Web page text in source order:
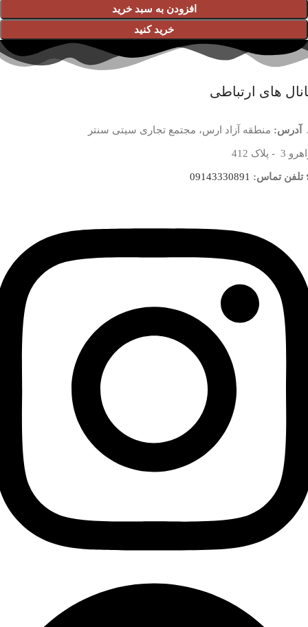
افزودن به سبد خرید
خرید کنید
های ارتباطی
آدرس: منطقه آزاد ارس، مجتمع تجاری سیتی سنتر
3 - پلاک 412
تلفن تماس: 09143330891